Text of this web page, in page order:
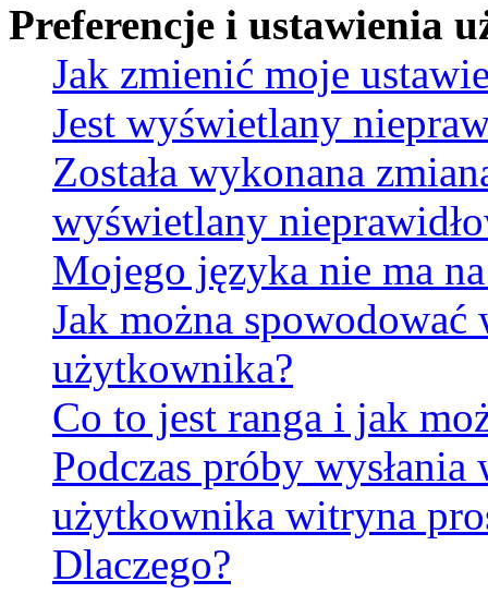
Preferencje i ustawienia
Jak zmienić moje
Jest wyświetlany
Została wykonana
wyświetlany
Mojego języka nie ma
Jak można
użytkownika?
Co to jest ranga i jak
Podczas próby
użytkownika witryna
Dlaczego?